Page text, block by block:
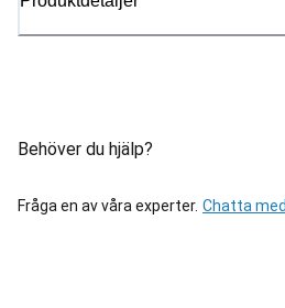
Behöver du hjälp?
Fråga en av våra experter. Chatta